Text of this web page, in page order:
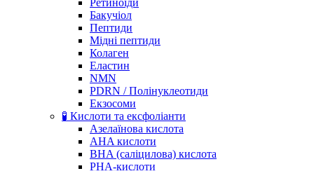
Ретиноїди
Бакучіол
Пептиди
Мідні пептиди
Колаген
Еластин
NMN
PDRN / Полінуклеотиди
Екзосоми
🧪 Кислоти та ексфоліанти
Азелаїнова кислота
AHA кислоти
BHA (саліцилова) кислота
PHA-кислоти